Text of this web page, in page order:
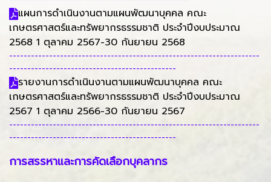
แผนการดำเนินงานตามแผนพัฒนาบุคคล คณะ
เกษตรศาสตร์และทรัพยากรธรรมชาติ ประจำปีงบประมาณ
2568 1 ตุลาคม 2567-30 กันยายน 2568
---------------------------------------------------------------------
----------------------------------------------
รายงานการดำเนินงานตามแผนพัฒนาบุคคล คณะ
เกษตรศาสตร์และทรัพยากรธรรมชาติ ประจำปีงบประมาณ
2567 1 ตุลาคม 2566-30 กันยายน 2567
---------------------------------------------------------------------
----------------------------------------------
การสรรหาและการคัดเลือกบุคลากร